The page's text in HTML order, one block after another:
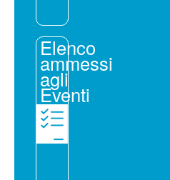
Elenco
ammessi
agli
Eventi